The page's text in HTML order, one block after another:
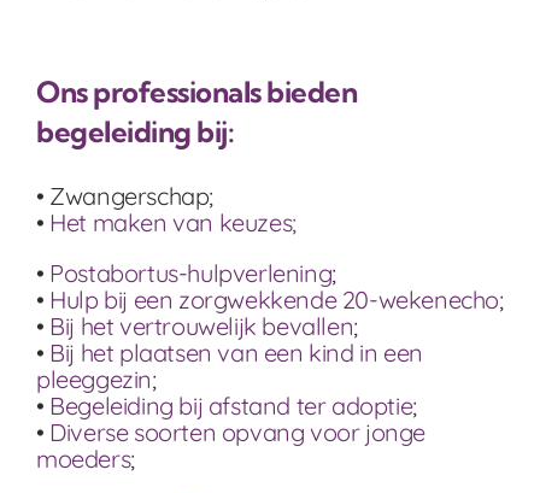
Ons professionals bieden
begeleiding bij:
• Zwangerschap;
• Het maken van keuzes;
• Postabortus-hulpverlening;
• Hulp bij een zorgwekkende 20-wekenecho;
• Bij het vertrouwelijk bevallen;
• Bij het plaatsen van een kind in een
pleeggezin;
• Begeleiding bij afstand ter adoptie;
• Diverse soorten opvang voor jonge
moeders;